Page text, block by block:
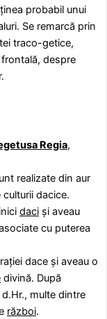
probabil unui
Se remarcă prin
traco-getice,
despre
Regia,
realizate din aur
dacice.
daci și aveau
cu puterea
dace și aveau o
divină. După
multe dintre
război.